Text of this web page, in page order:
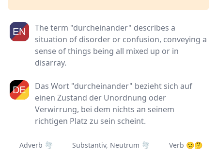
The term "durcheinander" describes a
situation of disorder or confusion, conveying a
sense of things being all mixed up or in
disarray.
Das Wort "durcheinander" bezieht sich auf
einen Zustand der Unordnung oder
Verwirrung, bei dem nichts an seinem
richtigen Platz zu sein scheint.
Adverb 🌪️ Substantiv, Neutrum 🌪️ Verb 😕🤔